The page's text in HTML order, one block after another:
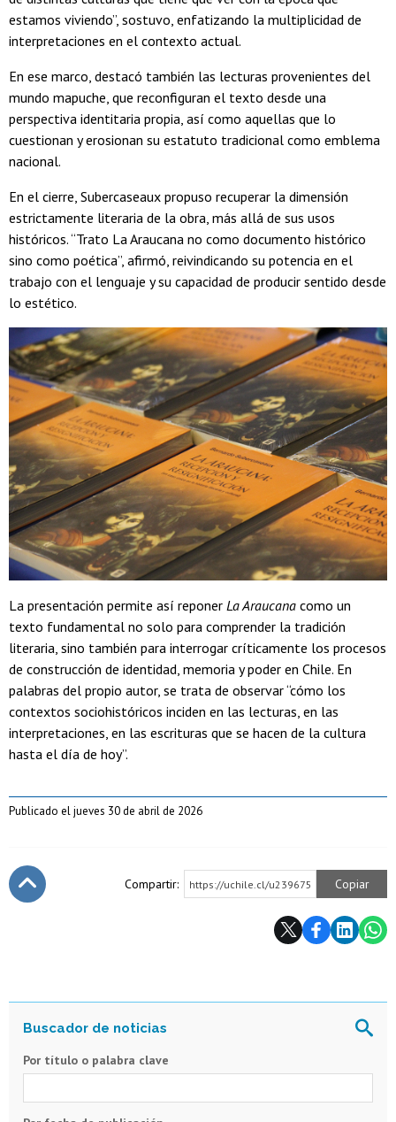
estamos viviendo”, sostuvo, enfatizando la multiplicidad de
interpretaciones en el contexto actual.
En ese marco, destacó también las lecturas provenientes del
mundo mapuche, que reconfiguran el texto desde una
perspectiva identitaria propia, así como aquellas que lo
cuestionan y erosionan su estatuto tradicional como emblema
nacional.
En el cierre, Subercaseaux propuso recuperar la dimensión
estrictamente literaria de la obra, más allá de sus usos
históricos. “Trato La Araucana no como documento histórico
sino como poética”, afirmó, reivindicando su potencia en el
trabajo con el lenguaje y su capacidad de producir sentido desde
lo estético.
La presentación permite así reponer La Araucana como un
texto fundamental no solo para comprender la tradición
literaria, sino también para interrogar críticamente los procesos
de construcción de identidad, memoria y poder en Chile. En
palabras del propio autor, se trata de observar “cómo los
contextos sociohistóricos inciden en las lecturas, en las
interpretaciones, en las escrituras que se hacen de la cultura
hasta el día de hoy”.
Publicado el jueves 30 de abril de 2026
Compartir: https://uchile.cl/u239675 Copiar
Por título o palabra clave